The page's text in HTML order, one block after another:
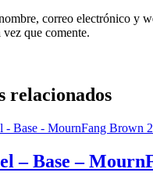
correo electrónico y
que comente.
relacionados
– Base –